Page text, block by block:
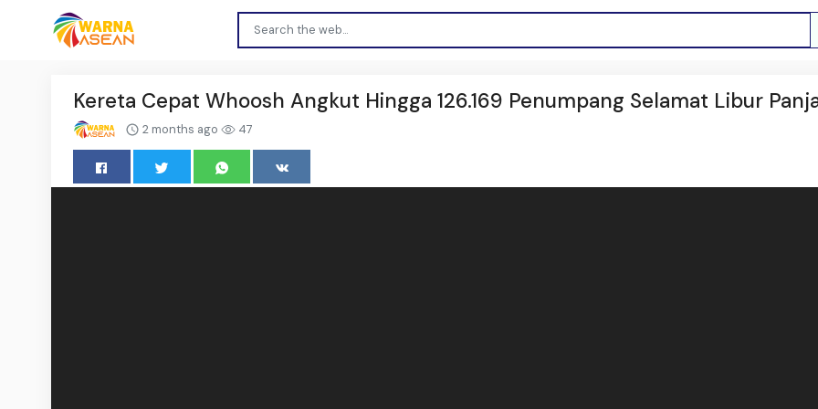
Kereta Cepat Whoosh Angkut Hingga 126.169 Penumpang Selamat Libur
2 months ago 47